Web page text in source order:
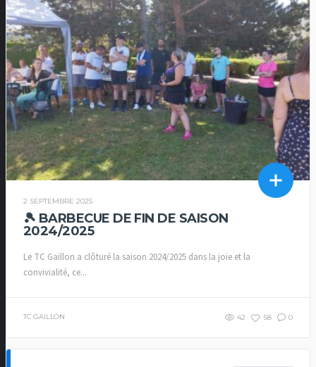
2 SEPTEMBRE 2025
🎾 BARBECUE DE FIN DE SAISON
2024/2025
Le TC Gaillon a clôturé la saison 2024/2025 dans la joie et la
convivialité, ce...
TC GAILLON 42 58 0